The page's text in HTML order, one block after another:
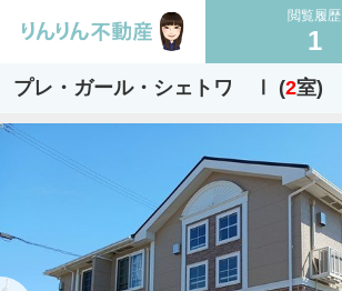
閲覧履歴
1
プレ・ガール・シェトワ Ⅰ (2室)